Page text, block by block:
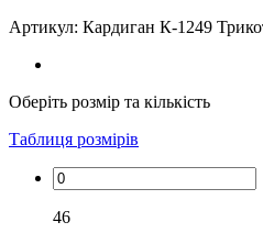
Артикул: Кардиган К-1249
Оберіть розмір та кількість
Таблиця розмірів
46